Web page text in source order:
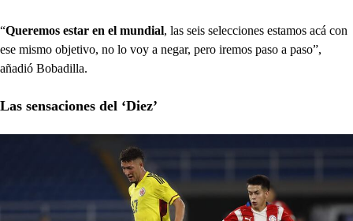
“Queremos estar en el mundial, las seis selecciones estamos acá con
ese mismo objetivo, no lo voy a negar, pero iremos paso a paso”,
añadió Bobadilla.
Las sensaciones del ‘Diez’